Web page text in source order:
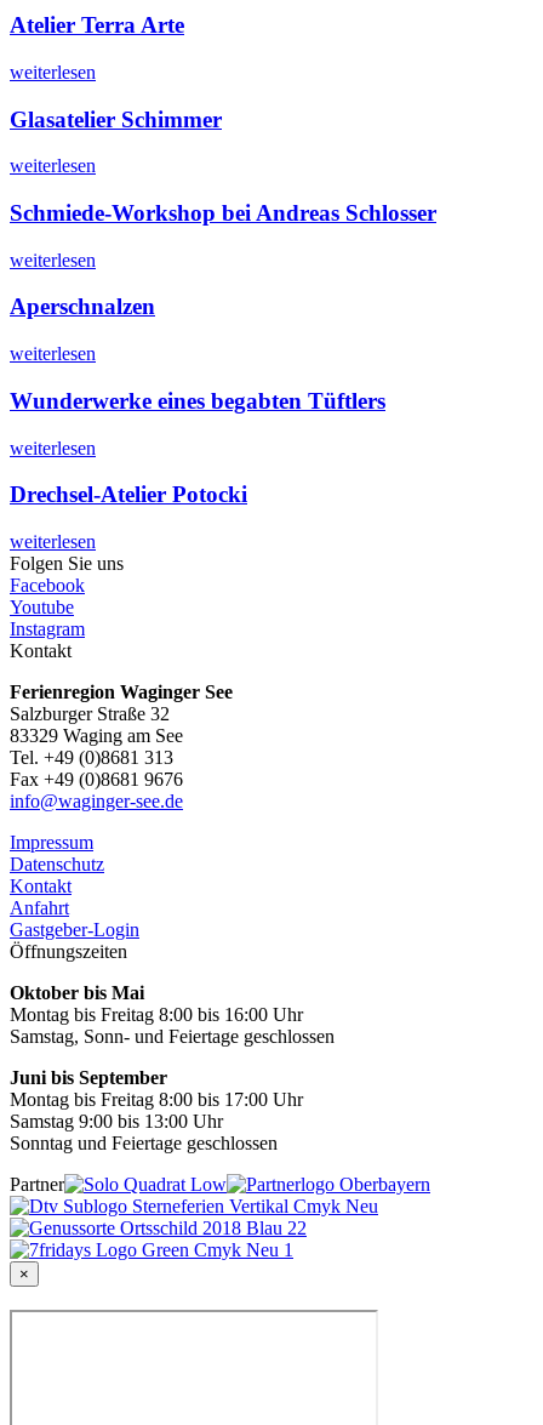
Atelier Terra Arte
weiterlesen
Glasatelier Schimmer
weiterlesen
Schmiede-Workshop bei Andreas Schlosser
weiterlesen
Aperschnalzen
weiterlesen
Wunderwerke eines begabten Tüftlers
weiterlesen
Drechsel-Atelier Potocki
weiterlesen
Folgen Sie uns
Facebook
Youtube
Instagram
Kontakt
Ferienregion Waginger See
Salzburger Straße 32
83329 Waging am See
Tel. +49 (0)8681 313
Fax +49 (0)8681 9676
info@waginger-see.de
Impressum
Datenschutz
Kontakt
Anfahrt
Gastgeber-Login
Öffnungszeiten
Oktober bis Mai
Montag bis Freitag 8:00 bis 16:00 Uhr
Samstag, Sonn- und Feiertage geschlossen
Juni bis September
Montag bis Freitag 8:00 bis 17:00 Uhr
Samstag 9:00 bis 13:00 Uhr
Sonntag und Feiertage geschlossen
Partner
×